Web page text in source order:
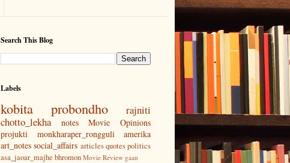
Search This Blog
Labels
kobita probondho
rajniti
chotto_lekha
notes
Movie Opinions
projukti
monkharaper_rongguli
amerika
art_notes social_affairs articles quotespolitics
asa_jaoar_majhe bhromon Movie Review gaan